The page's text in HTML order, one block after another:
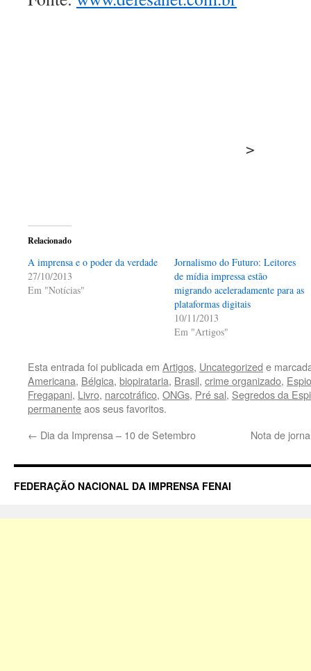
>
Relacionado
A imprensa e o poder da verdade
27/10/2013
Em "Notícias"
Jornalismo do Futuro: Leitores
de mídia impressa estão
migrando aceleradamente para as
plataformas digitais
10/11/2013
Em "Artigos"
Esta entrada foi publicada em Artigos, Uncategorized e
Americana, Bélgica, biopirataria, Brasil, crime organizado,
Fregapani, Livro, narcotráfico, ONGs, Pré sal, Segredos da
permanenteaos seus favoritos.
← Dia da Imprensa – 10 de Setembro Nota de
FEDERAÇÃO NACIONAL DA IMPRENSA FENAI